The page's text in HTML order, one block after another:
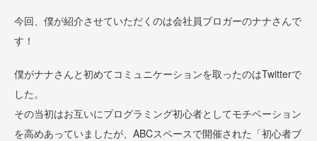
今回、僕が紹介させていただくのは会社員ブロガーのナナさんで
す！
僕がナナさんと初めてコミュニケーションを取ったのはTwitterで
した。
その当初はお互いにプログラミング初心者としてモチベーション
を高めあっていましたが、ABCスペースで開催された「初心者ブ